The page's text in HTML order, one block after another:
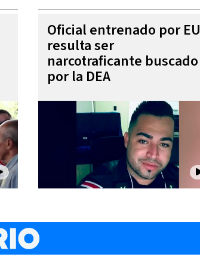
Oficial entrenado por EU
resulta ser
narcotraficante buscado
por la DEA